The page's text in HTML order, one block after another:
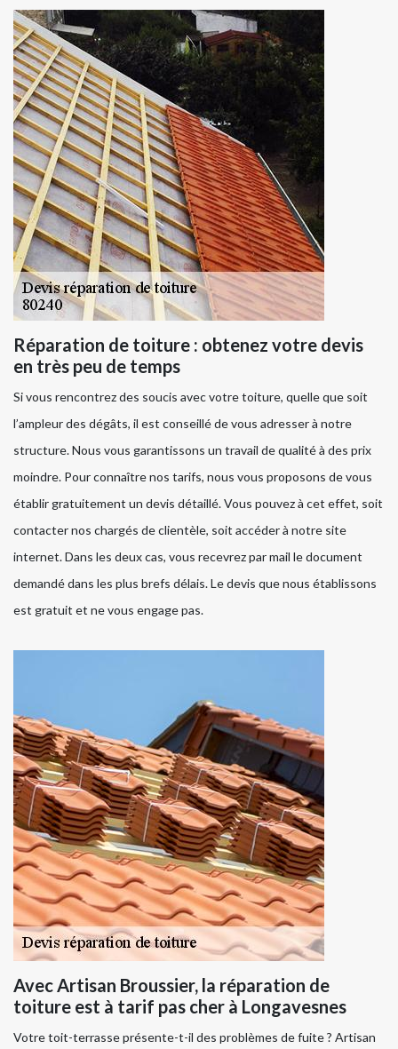
Réparation de toiture : obtenez votre devis
en très peu de temps
Si vous rencontrez des soucis avec votre toiture, quelle que soit
l’ampleur des dégâts, il est conseillé de vous adresser à notre
structure. Nous vous garantissons un travail de qualité à des prix
moindre. Pour connaître nos tarifs, nous vous proposons de vous
établir gratuitement un devis détaillé. Vous pouvez à cet effet, soit
contacter nos chargés de clientèle, soit accéder à notre site
internet. Dans les deux cas, vous recevrez par mail le document
demandé dans les plus brefs délais. Le devis que nous établissons
est gratuit et ne vous engage pas.
Avec Artisan Broussier, la réparation de
toiture est à tarif pas cher à Longavesnes
Votre toit-terrasse présente-t-il des problèmes de fuite ? Artisan